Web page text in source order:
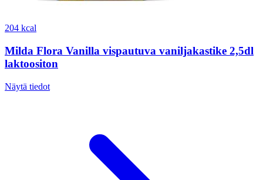
204 kcal
Milda Flora Vanilla vispautuva vaniljakastike 2,5dl
laktoositon
Näytä tiedot